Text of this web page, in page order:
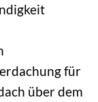
für
über dem